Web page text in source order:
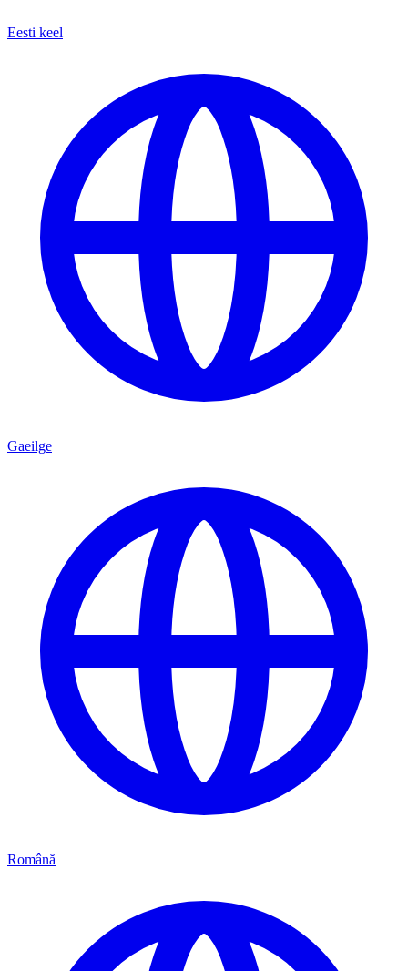
Eesti keel
Gaeilge
Română